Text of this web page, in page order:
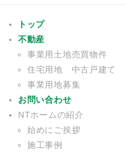
トップ
不動産
事業用土地売買物件
住宅用地 中古戸建て
事業用地募集
お問い合わせ
NTホームの紹介
始めにご挨拶
施工事例